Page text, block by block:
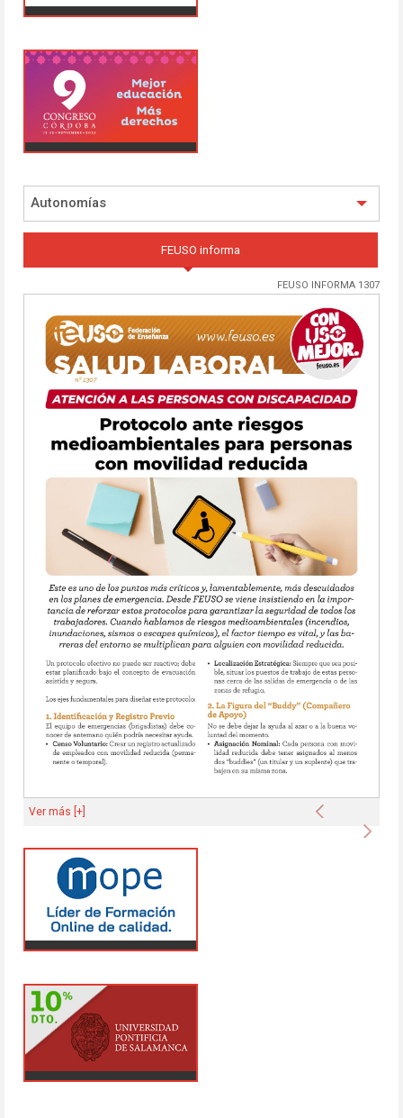
Autonomías
FEUSO informa
FEUSO INFORMA 1307
Anterior
Ver más [+]